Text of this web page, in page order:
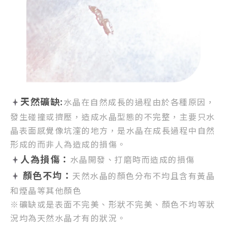
天然礦缺:水晶在自然成長的過程由於各種原因，
發生碰撞或擠壓， 造成水晶型態的不完整， 主要只水
晶表面感覺像坑漥的地方， 是水晶在成長過程中自然
形成的而非人為造成的損傷。
人為損傷： 水晶開發、打磨時而造成的損傷
顏色不均： 天然水晶的顏色分布不均且含有黃晶
和煙晶等其他顏色
※礦缺或是表面不完美、形狀不完美、顏色不均等狀
況均為天然水晶才有的狀況。